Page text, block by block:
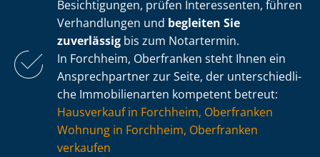
Besichtigungen, prüfen Interessenten, führen
Verhandlungen und begleiten Sie
zuverlässig bis zum Notartermin.
In Forchheim, Oberfranken steht Ihnen ein
Ansprechpartner zur Seite, der un­ter­schied­li­
che Immobilienarten kompetent betreut:
Hausverkauf in Forchheim, Oberfranken
Wohnung in Forchheim, Oberfranken
verkaufen